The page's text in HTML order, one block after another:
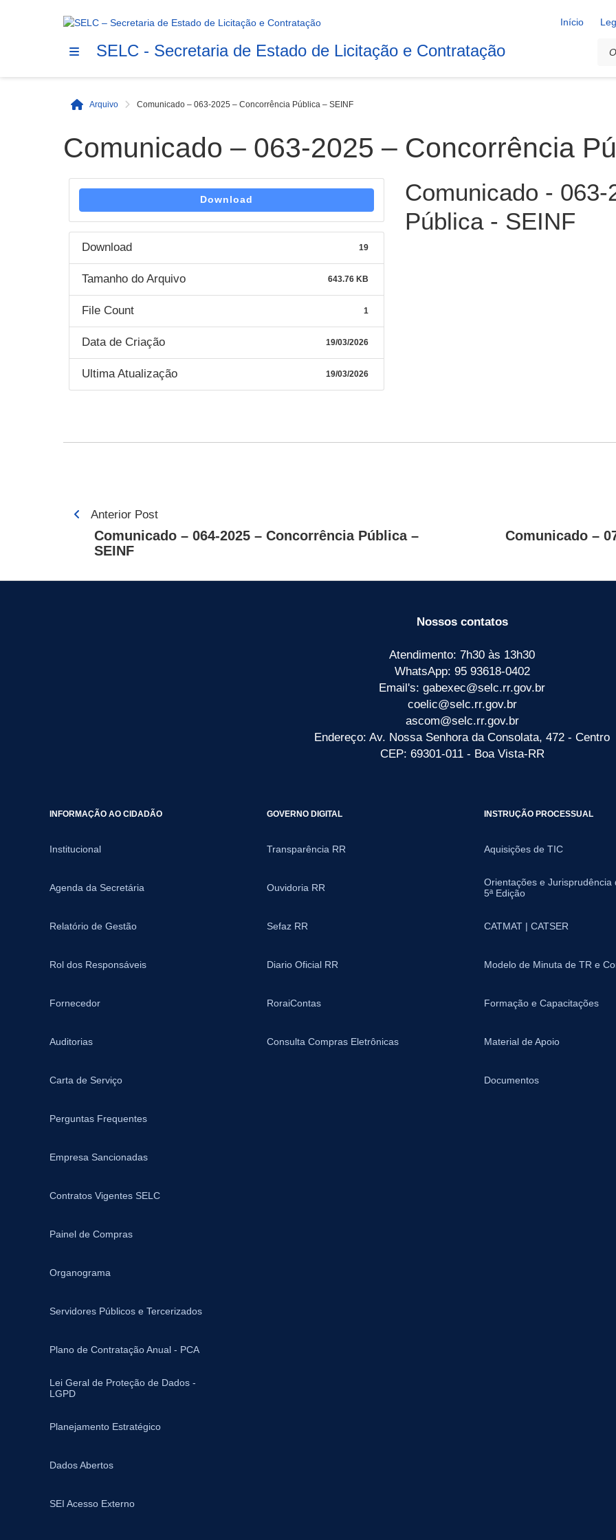
Início
SELC - Secretaria de Estado de Licitação e Contratação
Início
Arquivo Comunicado – 063-2025 – Concorrência Pública – SEINF
Comunicado – 063-2025 – Concorrência
Download
Download 19
Tamanho do Arquivo 643.76 KB
File Count 1
Data de Criação 19/03/2026
Ultima Atualização 19/03/2026
Comunicado -
Pública - SEINF
Navegação
Anterior Post
Comunicado – 064-2025 – Concorrência Pública –
SEINF
Comunicado –
Nossos contatos
Atendimento: 7h30 às 13h30
WhatsApp: 95 93618-0402
Email's: gabexec@selc.rr.gov.br
coelic@selc.rr.gov.br
ascom@selc.rr.gov.br
Endereço: Av. Nossa Senhora da Consolata, 472 - Centro
CEP: 69301-011 - Boa Vista-RR
INFORMAÇÃO AO CIDADÃO
Institucional
Agenda da Secretária
Relatório de Gestão
Rol dos Responsáveis
Fornecedor
Auditorias
Carta de Serviço
Perguntas Frequentes
Empresa Sancionadas
Contratos Vigentes SELC
Painel de Compras
Organograma
Servidores Públicos e Tercerizados
Plano de Contratação Anual - PCA
Lei Geral de Proteção de Dados -
LGPD
Planejamento Estratégico
Dados Abertos
SEI Acesso Externo
GOVERNO DIGITAL
Transparência RR
Ouvidoria RR
Sefaz RR
Diario Oficial RR
RoraiContas
Consulta Compras Eletrônicas
INSTRUÇÃO PROCESSUAL
Aquisições de TIC
Orientações e Jurisprudência
5ª Edição
CATMAT | CATSER
Modelo de Minuta de TR e
Formação e Capacitações
Material de Apoio
Documentos